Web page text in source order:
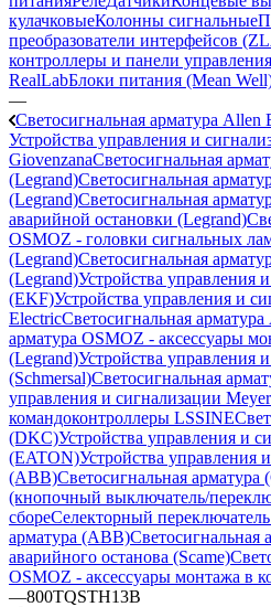
кулачковыеКолонны сигнальные
преобразователи интерфейсов
контроллеры и панели управления
RealLabБлоки питания (Mean
—
Светосигнальная арматура Allen
Устройства управления и
GiovenzanaСветосигнальная
(Legrand)Светосигнальная
(Legrand)Светосигнальная
аварийной остановки (Legrand)
OSMOZ - головки сигнальных
(Legrand)Светосигнальная
(Legrand)Устройства управления
(EKF)Устройства управления и
ElectricСветосигнальная
арматура OSMOZ - аксессуары
(Legrand)Устройства управления
(Schmersal)Светосигнальная
управления и сигнализации
командоконтроллеры LSSINE
(DKC)Устройства управления и
(EATON)Устройства управления
(ABB)Светосигнальная арматура
(кнопочный выключатель/
сбореСелекторный
арматура (ABB)Светосигнальная
аварийного останова (Scame)
OSMOZ - аксессуары монтажа в
—800TQSTH13B